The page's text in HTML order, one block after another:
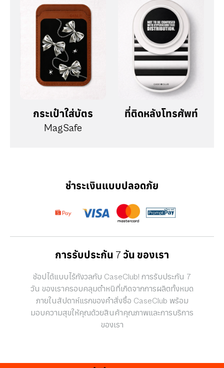
กระเป๋าใส่บัตร
MagSafe
ที่ติดหลังโทรศัพท์
ชำระเงินแบบปลอดภัย
การรับประกัน 7 วัน ของเรา
ช้อปได้แบบไร้กังวลกับ CaseClub! การรับประกัน 7
วัน ของเราครอบคลุมตำหนิที่เกิดจากการผลิตทั้งหมด
ภายในสัปดาห์แรกของคำสั่งซื้อ CaseClub พร้อม
มอบความสุขให้คุณด้วยสินค้าคุณภาพและการบริการ
ของเรา